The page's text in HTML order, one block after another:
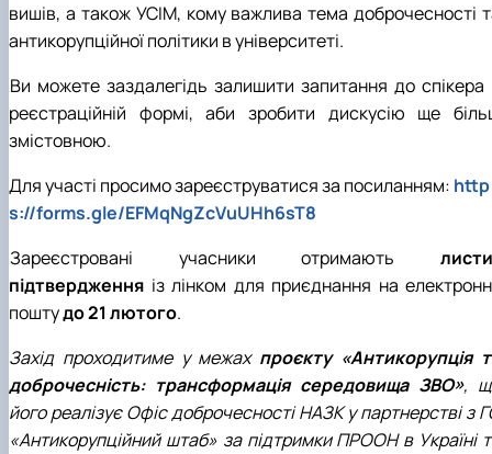
вишів, а також УСІМ, кому важлива тема доброчесності
антикорупційної політики в університеті.
Ви можете заздалегідь залишити запитання до спікера
реєстраційній формі, аби зробити дискусію ще
змістовною.
Для участі просимо зареєструватися за посиланням: http
s://forms.gle/EFMqNgZcVuUHh6sT8
Зареєстровані учасники отримають
підтвердження із лінком для приєднання на
поштудо 21 лютого.
Захід проходитиме у межах проєкту «Антикорупція
доброчесність: трансформація середовища ЗВО»,
його реалізує Офіс доброчесності НАЗК у партнерстві з
«Антикорупційний штаб» за підтримки ПРООН в Україні